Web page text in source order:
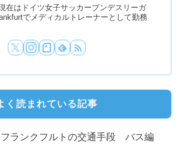
在はドイツ女子サッカーブンデスリーガ
でメディカルトレーナーとして勤務
く読まれている記事
フランクフルトの交通手段 バス編